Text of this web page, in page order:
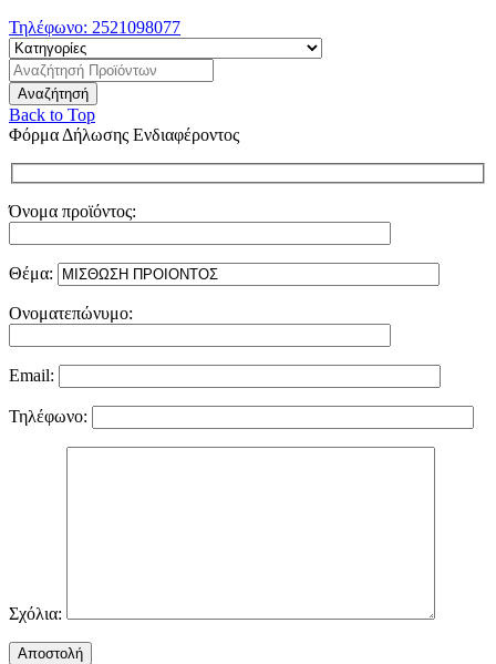
Τηλέφωνο: 2521098077
Back to Top
Φόρμα Δήλωσης Ενδιαφέροντος
Όνομα προϊόντος:
Θέμα:
Ονοματεπώνυμο:
Email:
Τηλέφωνο:
Σχόλια: